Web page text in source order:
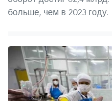
больше, чем в 2023 году.